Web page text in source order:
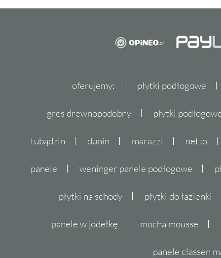
oferujemy: płytki podłogowe
gres drewnopodobny płytki
tubądzin dunin marazzi netto
panele weninger panele podłogowe
płytki na schody płytki do łazienki
panele w jodełkę mocha mousse
panele classen